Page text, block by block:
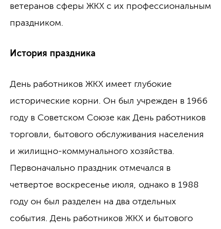
ветеранов сферы ЖКХ с их профессиональным
праздником.
История праздника
День работников ЖКХ имеет глубокие
исторические корни. Он был учрежден в 1966
году в Советском Союзе как День работников
торговли, бытового обслуживания населения
и жилищно-коммунального хозяйства.
Первоначально праздник отмечался в
четвертое воскресенье июля, однако в 1988
году он был разделен на два отдельных
события. День работников ЖКХ и бытового